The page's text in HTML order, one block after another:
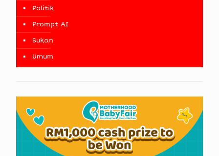
Politik
Prompt AI
Sukan
Umum